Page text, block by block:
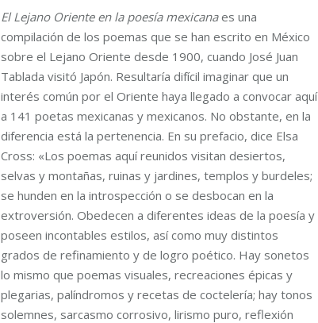
El Lejano Oriente en la poesía mexicanaes una
compilación de los poemas que se han escrito en México
sobre el Lejano Oriente desde 1900, cuando José Juan
Tablada visitó Japón. Resultaría difícil imaginar que un
interés común por el Oriente haya llegado a convocar aquí
a 141 poetas mexicanas y mexicanos. No obstante, en la
diferencia está la pertenencia. En su prefacio, dice Elsa
Cross: «Los poemas aquí reunidos visitan desiertos,
selvas y montañas, ruinas y jardines, templos y burdeles;
se hunden en la introspección o se desbocan en la
extroversión. Obedecen a diferentes ideas de la poesía y
poseen incontables estilos, así como muy distintos
grados de refinamiento y de logro poético. Hay sonetos
lo mismo que poemas visuales, recreaciones épicas y
plegarias, palíndromos y recetas de coctelería; hay tonos
solemnes, sarcasmo corrosivo, lirismo puro, reflexión